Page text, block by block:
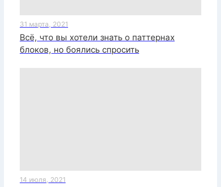
31 марта, 2021
Всё, что вы хотели знать о паттернах
блоков, но боялись спросить
14 июля, 2021